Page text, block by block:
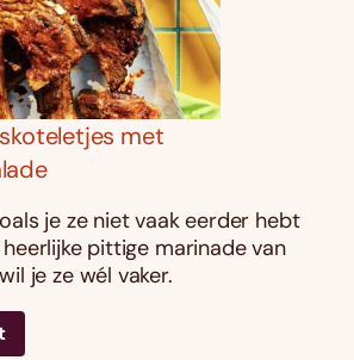
met
je ze niet vaak eerder hebt
pittige marinade van
je ze wél vaker.